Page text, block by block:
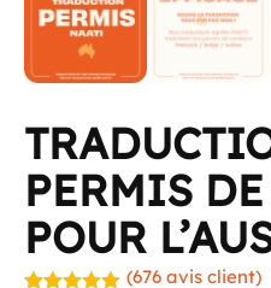
PERMIS
POUR
(676 avis client)